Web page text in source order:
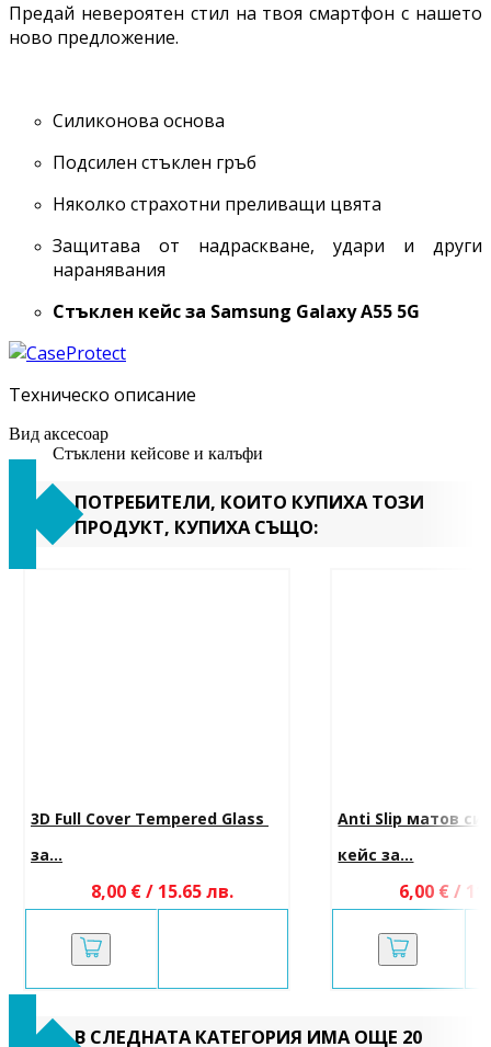
Предай невероятен стил на твоя смартфон с нашето
ново предложение.
Силиконова основа
Подсилен стъклен гръб
Няколко страхотни преливащи цвята
Защитава от надраскване, удари и други
наранявания
Стъклен кейс за Samsung GalaxyA55 5G
Техническо описание
Вид аксесоар
Стъклени кейсове и калъфи
ПОТРЕБИТЕЛИ, КОИТО КУПИХА ТОЗИ
ПРОДУКТ, КУПИХА СЪЩО:
3D Full Cover Tempered Glass
за...
8,00 € / 15.65 лв.
Anti Slip матов
кейс за...
6,00 € /
В СЛЕДНАТА КАТЕГОРИЯ ИМА ОЩЕ 20